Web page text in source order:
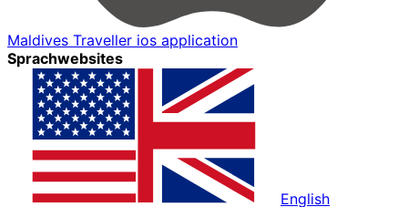
Maldives Traveller ios application
Sprachwebsites
English